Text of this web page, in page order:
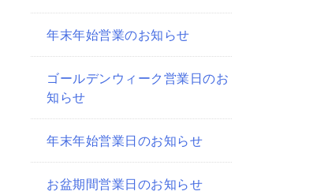
年末年始営業のお知らせ
ゴールデンウィーク営業日のお
知らせ
年末年始営業日のお知らせ
お盆期間営業日のお知らせ